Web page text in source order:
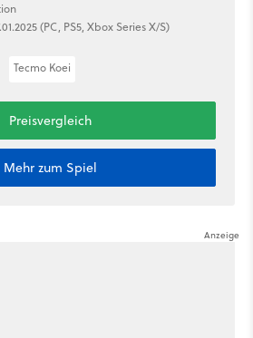
(PC, PS5, Xbox Series X/S)
Tecmo Koei
Preisvergleich
Mehr zum Spiel